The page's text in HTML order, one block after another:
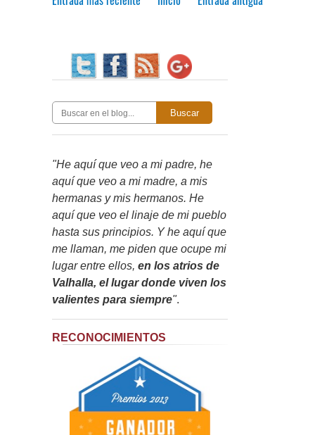
Buscar
"He aquí que veo a mi padre, he
aquí que veo a mi madre, a mis
hermanas y mis hermanos. He
aquí que veo el linaje de mi pueblo
hasta sus principios. Y he aquí que
me llaman, me piden que ocupe mi
lugar entre ellos, en los atrios de
Valhalla, el lugar donde viven los
valientes para siempre".
RECONOCIMIENTOS